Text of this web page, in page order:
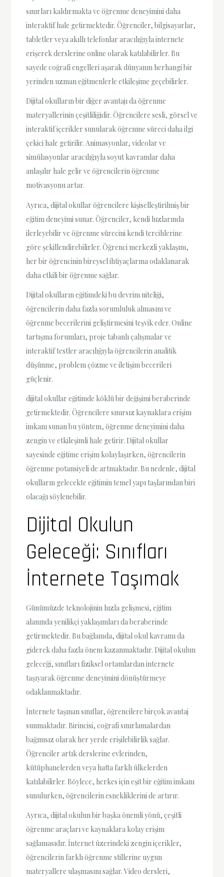
sınırları kaldırmakta ve öğrenme deneyimini daha
interaktif hale getirmektedir. Öğrenciler, bilgisayarlar,
tabletler veya akıllı telefonlar aracılığıyla internete
erişerek derslerine online olarak katılabilirler. Bu
sayede coğrafi engelleri aşarak dünyanın herhangi bir
yerinden uzman eğitmenlerle etkileşime geçebilirler.
Dijital okulların bir diğer avantajı da öğrenme
materyallerinin çeşitliliğidir. Öğrencilere sesli, görsel ve
interaktif içerikler sunularak öğrenme süreci daha ilgi
çekici hale getirilir. Animasyonlar, videolar ve
simülasyonlar aracılığıyla soyut kavramlar daha
anlaşılır hale gelir ve öğrencilerin öğrenme
motivasyonu artar.
Ayrıca, dijital okullar öğrencilere kişiselleştirilmiş bir
eğitim deneyimi sunar. Öğrenciler, kendi hızlarında
ilerleyebilir ve öğrenme sürecini kendi tercihlerine
göre şekillendirebilirler. Öğrenci merkezli yaklaşım,
her bir öğrencinin bireysel ihtiyaçlarına odaklanarak
daha etkili bir öğrenme sağlar.
Dijital okulların eğitimdeki bu devrim niteliği,
öğrencilerin daha fazla sorumluluk almasını ve
öğrenme becerilerini geliştirmesini teşvik eder. Online
tartışma forumları, proje tabanlı çalışmalar ve
interaktif testler aracılığıyla öğrencilerin analitik
düşünme, problem çözme ve iletişim becerileri
güçlenir.
dijital okullar eğitimde köklü bir değişimi beraberinde
getirmektedir. Öğrencilere sınırsız kaynaklara erişim
imkanı sunan bu yöntem, öğrenme deneyimini daha
zengin ve etkileşimli hale getirir. Dijital okullar
sayesinde eğitime erişim kolaylaşırken, öğrencilerin
öğrenme potansiyeli de artmaktadır. Bu nedenle, dijital
okulların gelecekte eğitimin temel yapı taşlarından biri
olacağı söylenebilir.
Dijital Okulun
Geleceği: Sınıfları
İnternete Taşımak
Günümüzde teknolojinin hızla gelişmesi, eğitim
alanında yenilikçi yaklaşımları da beraberinde
getirmektedir. Bu bağlamda, dijital okul kavramı da
giderek daha fazla önem kazanmaktadır. Dijital okulun
geleceği, sınıfları fiziksel ortamlardan internete
taşıyarak öğrenme deneyimini dönüştürmeye
odaklanmaktadır.
İnternete taşınan sınıflar, öğrencilere birçok avantaj
sunmaktadır. Birincisi, coğrafi sınırlamalardan
bağımsız olarak her yerde erişilebilirlik sağlar.
Öğrenciler artık derslerine evlerinden,
kütüphanelerden veya hatta farklı ülkelerden
katılabilirler. Böylece, herkes için eşit bir eğitim imkanı
sunulurken, öğrencilerin esnekliklerini de artırır.
Ayrıca, dijital okulun bir başka önemli yönü, çeşitli
öğrenme araçları ve kaynaklara kolay erişim
sağlamasıdır. İnternet üzerindeki zengin içerikler,
öğrencilerin farklı öğrenme stillerine uygun
materyallere ulaşmasını sağlar. Video dersleri,